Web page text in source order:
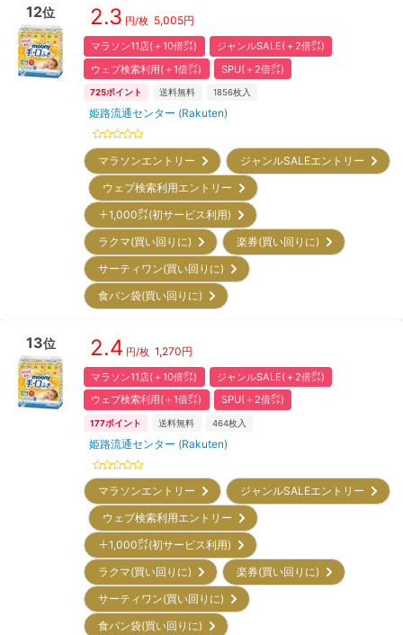
12位 2.3 円/枚 5,005円
マラソン11店(＋10倍㌽)
ジャンルSALE(＋2倍㌽)
ウェブ検索利用(＋1倍㌽)
SPU(＋2倍㌽)
725ポイント 送料無料 1856枚入
姫路流通センター (Rakuten)
マラソンエントリー
ジャンルSALEエントリー
ウェブ検索利用エントリー
＋1,000㌽(初サービス利用)
ラクマ(買い回りに)
楽券(買い回りに)
サーティワン(買い回りに)
食パン袋(買い回りに)
13位 2.4 円/枚 1,270円
マラソン11店(＋10倍㌽)
ジャンルSALE(＋2倍㌽)
ウェブ検索利用(＋1倍㌽)
SPU(＋2倍㌽)
177ポイント 送料無料 464枚入
姫路流通センター (Rakuten)
マラソンエントリー
ジャンルSALEエントリー
ウェブ検索利用エントリー
＋1,000㌽(初サービス利用)
ラクマ(買い回りに)
楽券(買い回りに)
サーティワン(買い回りに)
食パン袋(買い回りに)